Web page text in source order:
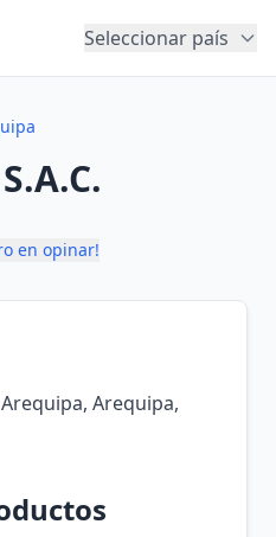
Seleccionar país
en opinar!
Arequipa,